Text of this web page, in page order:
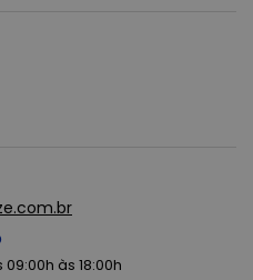
às 18:00h